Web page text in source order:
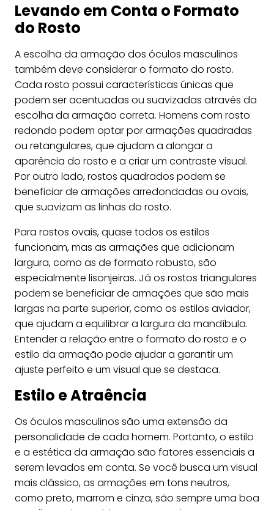
Levando em Conta o Formato
do Rosto
A escolha da armação dos óculos masculinos
também deve considerar o formato do rosto.
Cada rosto possui características únicas que
podem ser acentuadas ou suavizadas através da
escolha da armação correta. Homens com rosto
redondo podem optar por armações quadradas
ou retangulares, que ajudam a alongar a
aparência do rosto e a criar um contraste visual.
Por outro lado, rostos quadrados podem se
beneficiar de armações arredondadas ou ovais,
que suavizam as linhas do rosto.
Para rostos ovais, quase todos os estilos
funcionam, mas as armações que adicionam
largura, como as de formato robusto, são
especialmente lisonjeiras. Já os rostos triangulares
podem se beneficiar de armações que são mais
largas na parte superior, como os estilos aviador,
que ajudam a equilibrar a largura da mandíbula.
Entender a relação entre o formato do rosto e o
estilo da armação pode ajudar a garantir um
ajuste perfeito e um visual que se destaca.
Estilo e Atraência
Os óculos masculinos são uma extensão da
personalidade de cada homem. Portanto, o estilo
e a estética da armação são fatores essenciais a
serem levados em conta. Se você busca um visual
mais clássico, as armações em tons neutros,
como preto, marrom e cinza, são sempre uma boa